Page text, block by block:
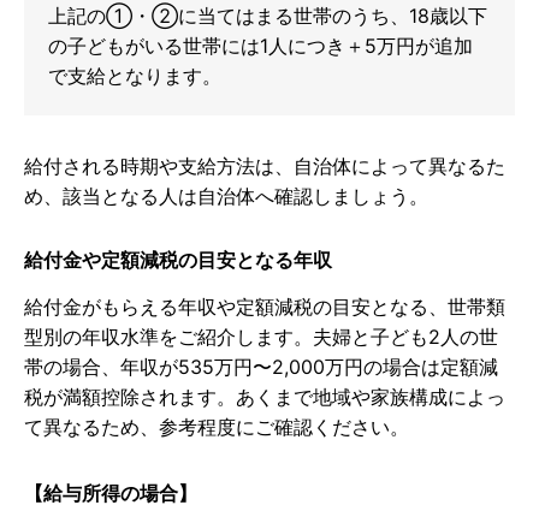
上記の①・➁に当てはまる世帯のうち、18歳以下
の子どもがいる世帯には1人につき＋5万円が追加
で支給となります。
給付される時期や支給方法は、自治体によって異なるた
め、該当となる人は自治体へ確認しましょう。
給付金や定額減税の目安となる年収
給付金がもらえる年収や定額減税の目安となる、世帯類
型別の年収水準をご紹介します。夫婦と子ども2人の世
帯の場合、年収が535万円〜2,000万円の場合は定額減
税が満額控除されます。あくまで地域や家族構成によっ
て異なるため、参考程度にご確認ください。
【給与所得の場合】